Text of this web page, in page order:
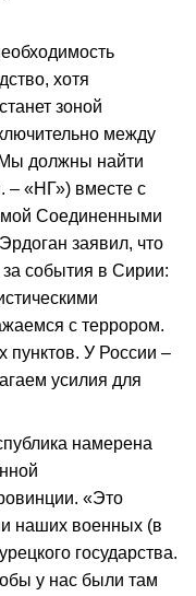
хотя
зоной
между
должны найти
– «НГ») вместе с
Соединенными
заявил, что
за события в Сирии:
с террором.
пунктов. У России –
усилия для
намерена
«Это
наших военных (в
государства.
у нас были там